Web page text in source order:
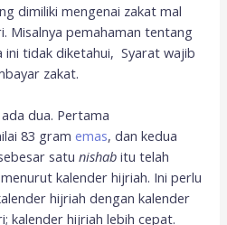
dimiliki mengenai zakat mal
Misalnya pemahaman tentang
ini tidak diketahui, Syarat wajib
zakat.
dua. Pertama
83 gramemas, dan kedua
satu nishab itu telah
kalender hijriah. Ini perlu
hijriah dengan kalender
kalender hijriah lebih cepat.